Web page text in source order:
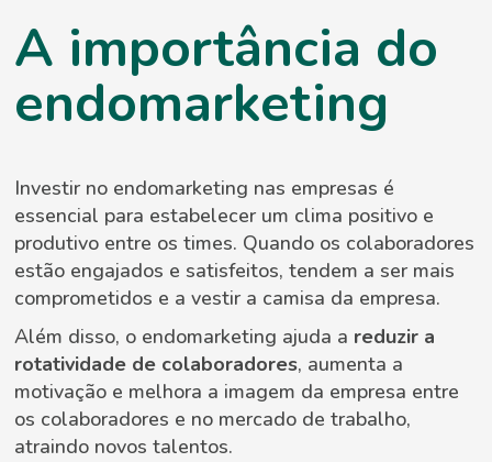
A importância do
endomarketing
Investir no endomarketing nas empresas é
essencial para estabelecer um clima positivo e
produtivo entre os times. Quando os colaboradores
estão engajados e satisfeitos, tendem a ser mais
comprometidos e a vestir a camisa da empresa.
Além disso, o endomarketing ajuda a reduzir a
rotatividade de colaboradores, aumenta a
motivação e melhora a imagem da empresa entre
os colaboradores e no mercado de trabalho,
atraindo novos talentos.